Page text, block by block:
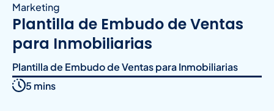
Marketing
Plantilla de Embudo de Ventas
para Inmobiliarias
Plantilla de Embudo de Ventas para Inmobiliarias
5 mins